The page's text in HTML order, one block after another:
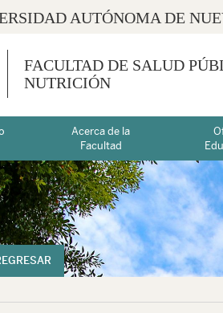
AUTÓNOMA DE
FACULTAD DE SALUD
NUTRICIÓN
Acerca de la
Facultad